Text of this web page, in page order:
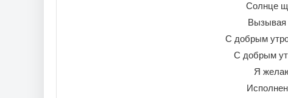
Солнце
С добрым
С добрым
Я